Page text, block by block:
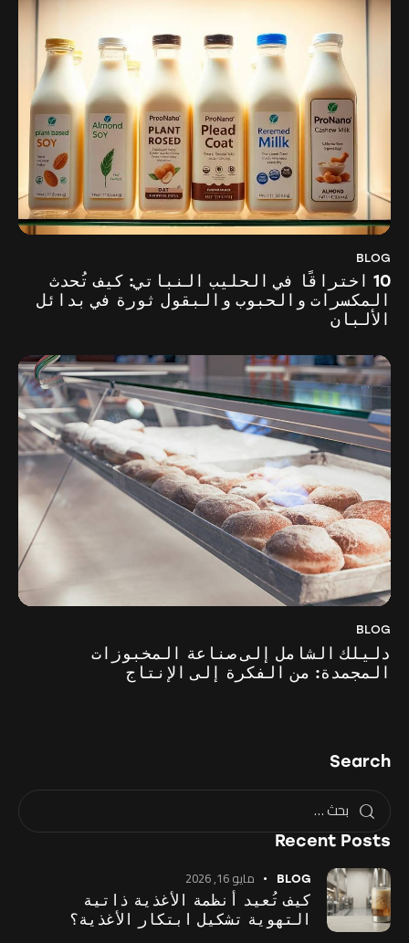
BLOG
10 اختراقًا في الحليب النباتي: كيف تُحدث
المكسرات والحبوب والبقول ثورة في بدائل
الألبان
BLOG
دليلك الشامل إلى صناعة المخبوزات
المجمدة: من الفكرة إلى الإنتاج
Search
Recent Posts
BLOG مايو 16, 2026
كيف تُعيد أنظمة الأغذية ذاتية
التهوية تشكيل ابتكار الأغذية؟